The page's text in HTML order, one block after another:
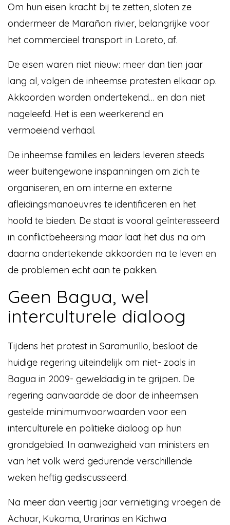
Om hun eisen kracht bij te zetten, sloten ze
ondermeer de Marañon rivier, belangrijke voor
het commercieel transport in Loreto, af.
De eisen waren niet nieuw: meer dan tien jaar
lang al, volgen de inheemse protesten elkaar op.
Akkoorden worden ondertekend… en dan niet
nageleefd. Het is een weerkerend en
vermoeiend verhaal.
De inheemse families en leiders leveren steeds
weer buitengewone inspanningen om zich te
organiseren, en om interne en externe
afleidingsmanoeuvres te identificeren en het
hoofd te bieden. De staat is vooral geïnteresseerd
in conflictbeheersing maar laat het dus na om
daarna ondertekende akkoorden na te leven en
de problemen echt aan te pakken.
Geen Bagua, wel
interculturele dialoog
Tijdens het protest in Saramurillo, besloot de
huidige regering uiteindelijk om niet- zoals in
Bagua in 2009- geweldadig in te grijpen. De
regering aanvaardde de door de inheemsen
gestelde minimumvoorwaarden voor een
interculturele en politieke dialoog op hun
grondgebied. In aanwezigheid van ministers en
van het volk werd gedurende verschillende
weken heftig gediscussieerd.
Na meer dan veertig jaar vernietiging vroegen de
Achuar, Kukama, Urarinas en Kichwa